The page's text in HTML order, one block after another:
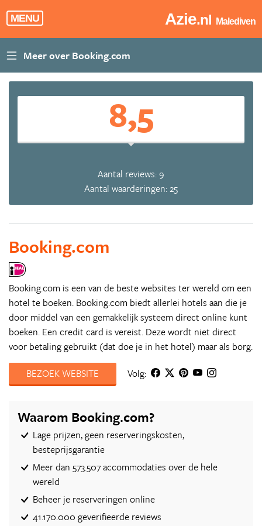
MENU Azie.nl Malediven
8,5
Aantal reviews: 9
Aantal waarderingen: 25
Booking.com
Booking.com is een van de beste websites ter wereld om een
hotel te boeken. Booking.com biedt allerlei hotels aan die je
door middel van een gemakkelijk systeem direct online kunt
boeken. Een credit card is vereist. Deze wordt niet direct
voor betaling gebruikt (dat doe je in het hotel) maar als borg.
BEZOEK WEBSITE
Volg:
Waarom Booking.com?
Lage prijzen, geen reserveringskosten,
besteprijsgarantie
Meer dan 573.507 accommodaties over de hele
wereld
Beheer je reserveringen online
41.170.000 geverifieerde reviews